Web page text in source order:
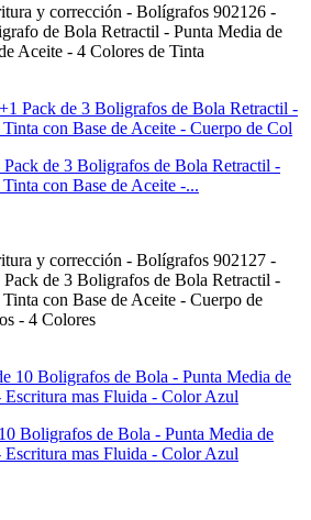
y corrección - Bolígrafos 902126 -
de Bola Retractil - Punta Media de
Aceite - 4 Colores de Tinta
de 3 Boligrafos de Bola Retractil -
con Base de Aceite -...
y corrección - Bolígrafos 902127 -
de 3 Boligrafos de Bola Retractil -
con Base de Aceite - Cuerpo de
- 4 Colores
Boligrafos de Bola - Punta Media de
mas Fluida - Color Azul